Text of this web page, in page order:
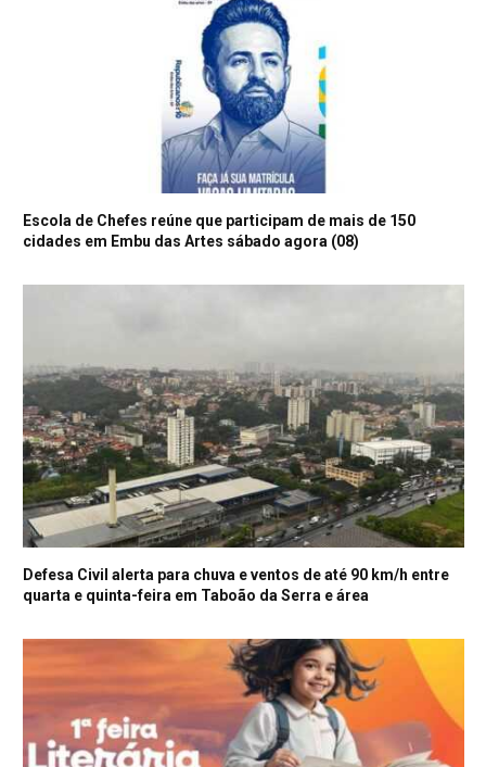
Escola de Chefes reúne que participam de mais de 150
cidades em Embu das Artes sábado agora (08)
Defesa Civil alerta para chuva e ventos de até 90 km/h entre
quarta e quinta-feira em Taboão da Serra e área